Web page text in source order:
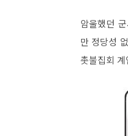
암울했던
만 정당성
촛불집회